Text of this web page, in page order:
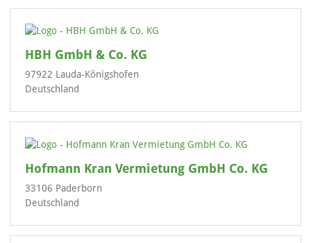
HBH GmbH & Co. KG
97922 Lauda-Königshofen
Deutschland
Hofmann Kran Vermietung GmbH Co. KG
33106 Paderborn
Deutschland